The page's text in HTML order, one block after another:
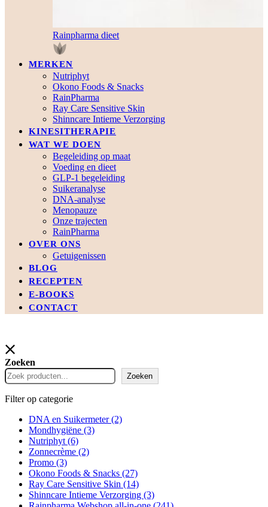
Rainpharma dieet
MERKEN
Nutriphyt
Okono Foods & Snacks
RainPharma
Ray Care Sensitive Skin
Shinncare Intieme Verzorging
KINESITHERAPIE
WAT WE DOEN
Begeleiding op maat
Voeding en dieet
GLP-1 begeleiding
Suikeranalyse
DNA-analyse
Menopauze
Onze trajecten
RainPharma
OVER ONS
Getuigenissen
BLOG
RECEPTEN
E-BOOKS
CONTACT
Zoeken
Zoeken
Filter op categorie
DNA en Suikermeter(2)
Mondhygiëne (3)
Nutriphyt (6)
Zonnecrème (2)
Promo (3)
Okono Foods & Snacks (27)
Ray Care Sensitive Skin (14)
Shinncare Intieme Verzorging (3)